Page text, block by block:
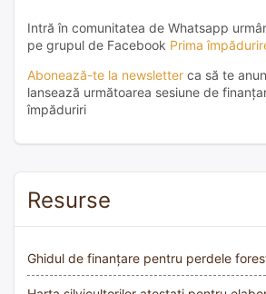
Intră în comunitatea de Whatsapp
pe grupul de Facebook Prima
Abonează-te la newsletter ca să te
lansează următoarea sesiune de
împăduriri
Resurse
Ghidul de finanțare pentru perdele